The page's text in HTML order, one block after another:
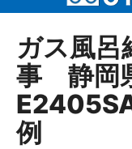
ガス風呂
事 静岡
例